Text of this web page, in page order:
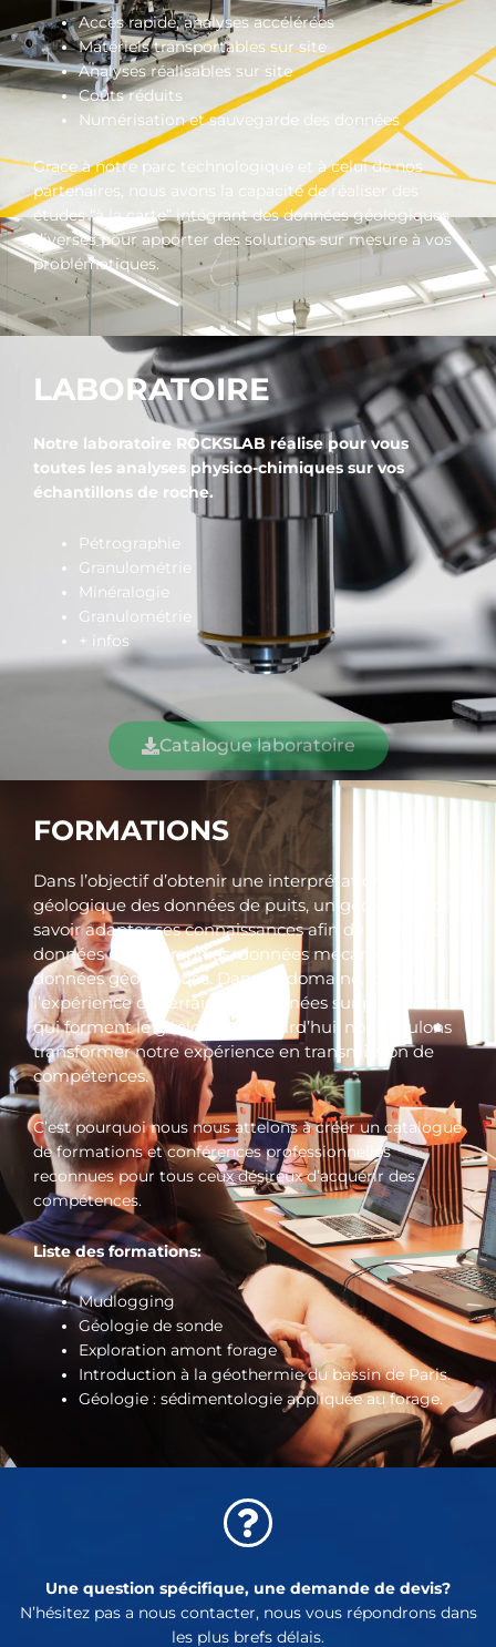
Accès rapide, analyses accélérées
Matériels transportables sur site
Analyses réalisables sur site
Coûts réduits
Numérisation et sauvegarde des données
Grace à notre parc technologique et à celui de nos
partenaires, nous avons la capacité de réaliser des
études “à la carte” intégrant des données géologiques
diverses pour apporter des solutions sur mesure à vos
problématiques.
LABORATOIRE
Notre laboratoire ROCKSLAB réalise pour vous
toutes les analyses physico-chimiques sur vos
échantillons de roche.
Pétrographie
Granulométrie
Minéralogie
Granulométrie
+ infos
Catalogue laboratoire
FORMATIONS
Dans l’objectif d’obtenir une interprétation
géologique des données de puits, un géologue doit
savoir adapter ses connaissances afin de combiner
données de diagraphies, données mécaniques et
données géologiques. Dans ce domaine, ce sont
l’expérience de terrain et les années sur plateformes
qui forment le géologue. Aujourd’hui, nous voulons
transformer notre expérience en transmission de
compétences.
C’est pourquoi nous nous attelons à créer un catalogue
de formations et conférences professionnelles
reconnues pour tous ceux désireux d’acquérir des
compétences.
Liste des formations:
Mudlogging
Géologie de sonde
Exploration amont forage
Introduction à la géothermie du bassin de Paris.
Géologie : sédimentologie appliquée au forage.
Une question spécifique, une demande de devis?
N’hésitez pas a nous contacter, nous vous répondrons dans
les plus brefs délais.